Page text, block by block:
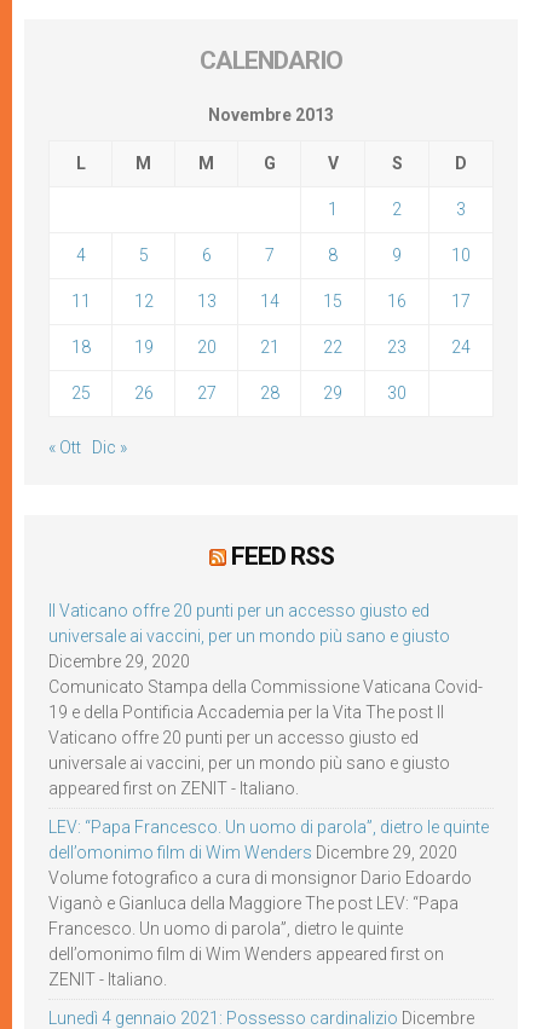
CALENDARIO
Novembre 2013
L M M G V S D
1 2 3
4 5 6 7 8 9 10
11 12 13 14 15 16 17
18 19 20 21 22 23 24
25 26 27 28 29 30
« Ott Dic »
FEED RSS
Il Vaticano offre 20 punti per un accesso giusto ed
universale ai vaccini, per un mondo più sano e giusto
Dicembre 29, 2020
Comunicato Stampa della Commissione Vaticana Covid-
19 e della Pontificia Accademia per la Vita The post Il
Vaticano offre 20 punti per un accesso giusto ed
universale ai vaccini, per un mondo più sano e giusto
appeared first on ZENIT - Italiano.
LEV: “Papa Francesco. Un uomo di parola”, dietro le quinte
dell’omonimo film di Wim Wenders Dicembre 29, 2020
Volume fotografico a cura di monsignor Dario Edoardo
Viganò e Gianluca della Maggiore The post LEV: “Papa
Francesco. Un uomo di parola”, dietro le quinte
dell’omonimo film di Wim Wenders appeared first on
ZENIT - Italiano.
Lunedì 4 gennaio 2021: Possesso cardinalizio Dicembre